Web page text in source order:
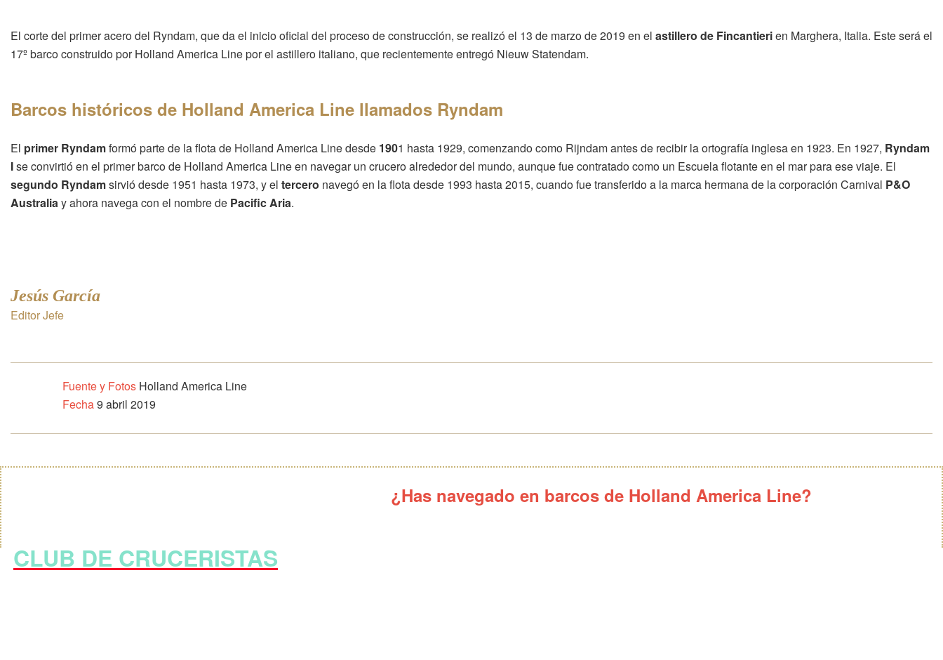
El corte del primer acero del Ryndam, que da el inicio oficial del proceso de construcción, se realizó el 13 de marzo de 2019 en el astillero de Fincantierien Marghera, Italia. Este será el
17º barco construido por Holland America Line por el astillero italiano, que recientemente entregó Nieuw Statendam.
Barcos históricos de Holland America Line llamados Ryndam
El primer Ryndamformó parte de la flota de Holland America Line desde 1901 hasta 1929, comenzando como Rijndam antes de recibir la ortografía inglesa en 1923. En 1927, Ryndam
Ise convirtió en el primer barco de Holland America Line en navegar un crucero alrededor del mundo, aunque fue contratado como un Escuela flotante en el mar para ese viaje. El
segundo Ryndamsirvió desde 1951 hasta 1973, y el tercero navegó en la flota desde 1993 hasta 2015, cuando fue transferido a la marca hermana de la corporación Carnival P&O
Australiay ahora navega con el nombre de Pacific Aria.
Jesús García
Editor Jefe
Fuente y FotosHolland America Line
Fecha9 abril 2019
¿Has navegado en barcos de Holland America Line?
CLUB DE CRUCERISTAS